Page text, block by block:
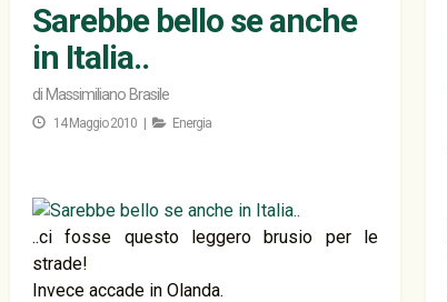
Sarebbe bello se anche
in Italia..
di Massimiliano Brasile
14 Maggio 2010 | Energia
..ci fosse questo leggero brusio per le
strade!
Invece accade in Olanda.